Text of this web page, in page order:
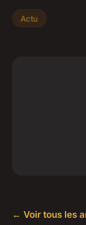
Actu
← Voir tous les